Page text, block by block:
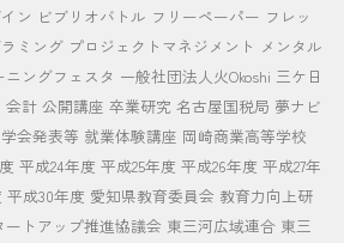
ン ビブリオバトル フリーペーパー フレッ
ミング プロジェクトマネジメント メンタル
ニングフェスタ 一般社団法人火Okoshi 三ケ日
会計 公開講座 卒業研究 名古屋国税局 夢ナビ
学会発表等 就業体験講座 岡崎商業高等学校
平成24年度 平成25年度 平成26年度 平成27年
平成30年度 愛知県教育委員会 教育力向上研
ートアップ推進協議会 東三河広域連合 東三